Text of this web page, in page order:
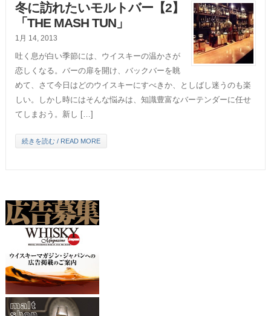
冬に訪れたいモルトバー【2】
「THE MASH TUN」
1月 14, 2013
吐く息が白い季節には、ウイスキーの温かさが
恋しくなる。バーの扉を開け、バックバーを眺
めて、さて今日はどのウイスキーにすべきか、としばし迷うのも楽
しい。しかし時にはそんな悩みは、知識豊富なバーテンダーに任せ
てしまおう。新し […]
続きを読む / READ MORE